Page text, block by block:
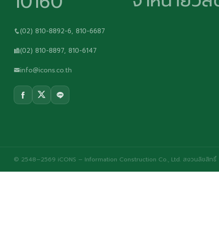
(02) 810-8892-6, 810-6687
(02) 810-8897, 810-6147
info@icons.co.th
© 2548–2569 iCONS – Information Construction Co., Ltd. สงวนลิขสิทธิ์